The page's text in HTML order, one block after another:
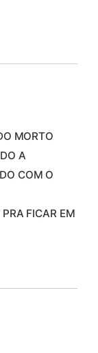
MORTO
A
COM O
FICAR EM